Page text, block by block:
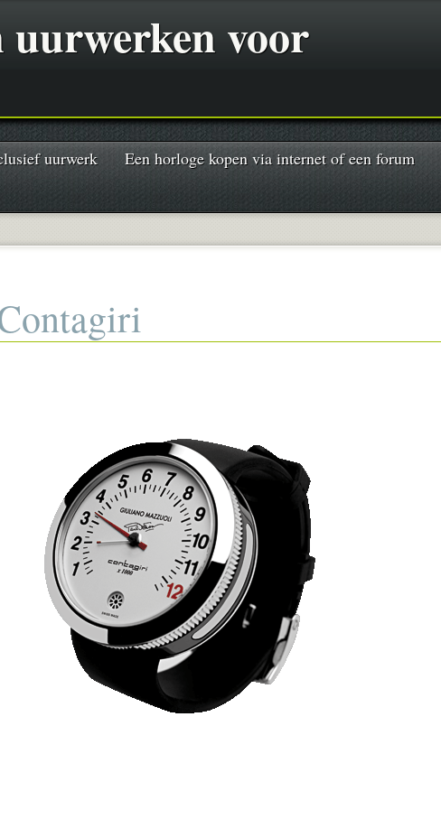
uurwerken voor
uurwerk Een horloge kopen via internet of een forum